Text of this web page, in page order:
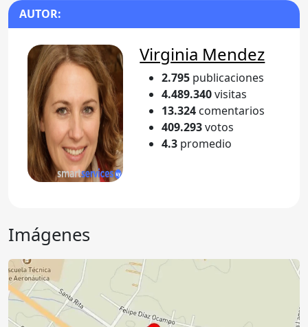
AUTOR:
Virginia Mendez
2.795 publicaciones
4.489.340visitas
13.324 comentarios
409.293votos
4.3 promedio
Imágenes